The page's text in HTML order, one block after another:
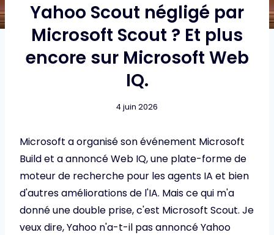
Yahoo Scout négligé par
Microsoft Scout ? Et plus
encore sur Microsoft Web
IQ.
4 juin 2026
Microsoft a organisé son événement Microsoft
Build et a annoncé Web IQ, une plate-forme de
moteur de recherche pour les agents IA et bien
d'autres améliorations de l'IA. Mais ce qui m'a
donné une double prise, c'est Microsoft Scout. Je
veux dire, Yahoo n'a-t-il pas annoncé Yahoo